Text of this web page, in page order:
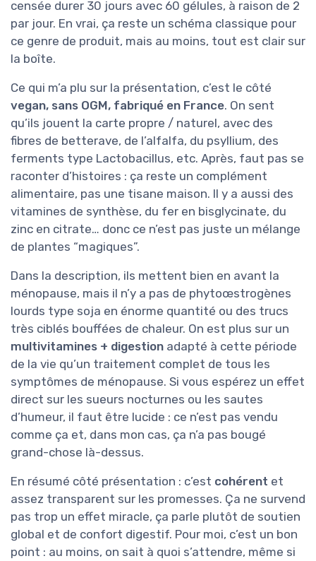
censée durer 30 jours avec 60 gélules, à raison de 2
par jour. En vrai, ça reste un schéma classique pour
ce genre de produit, mais au moins, tout est clair sur
la boîte.
Ce qui m’a plu sur la présentation, c’est le côté
vegan, sans OGM, fabriqué en France. On sent
qu’ils jouent la carte propre / naturel, avec des
fibres de betterave, de l’alfalfa, du psyllium, des
ferments type Lactobacillus, etc. Après, faut pas se
raconter d’histoires : ça reste un complément
alimentaire, pas une tisane maison. Il y a aussi des
vitamines de synthèse, du fer en bisglycinate, du
zinc en citrate… donc ce n’est pas juste un mélange
de plantes “magiques”.
Dans la description, ils mettent bien en avant la
ménopause, mais il n’y a pas de phytoœstrogènes
lourds type soja en énorme quantité ou des trucs
très ciblés bouffées de chaleur. On est plus sur un
multivitamines + digestion adapté à cette période
de la vie qu’un traitement complet de tous les
symptômes de ménopause. Si vous espérez un effet
direct sur les sueurs nocturnes ou les sautes
d’humeur, il faut être lucide : ce n’est pas vendu
comme ça et, dans mon cas, ça n’a pas bougé
grand-chose là-dessus.
En résumé côté présentation : c’est cohérent et
assez transparent sur les promesses. Ça ne survend
pas trop un effet miracle, ça parle plutôt de soutien
global et de confort digestif. Pour moi, c’est un bon
point : au moins, on sait à quoi s’attendre, même si